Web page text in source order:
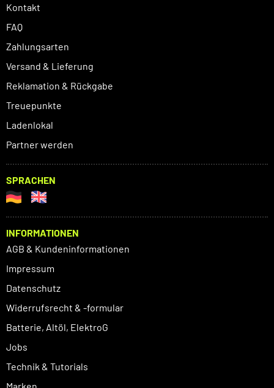
Kontakt
FAQ
Zahlungsarten
Versand & Lieferung
Reklamation & Rückgabe
Treuepunkte
Ladenlokal
Partner werden
SPRACHEN
INFORMATIONEN
AGB & Kundeninformationen
Impressum
Datenschutz
Widerrufsrecht & -formular
Batterie, Altöl, ElektroG
Jobs
Technik & Tutorials
Marken